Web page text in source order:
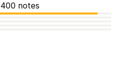
400 notes